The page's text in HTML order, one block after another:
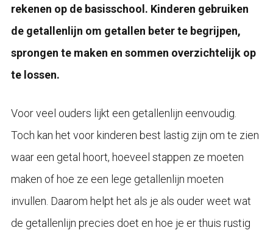
rekenen op de basisschool. Kinderen gebruiken
de getallenlijn om getallen beter te begrijpen,
sprongen te maken en sommen overzichtelijk op
te lossen.
Voor veel ouders lijkt een getallenlijn eenvoudig.
Toch kan het voor kinderen best lastig zijn om te zien
waar een getal hoort, hoeveel stappen ze moeten
maken of hoe ze een lege getallenlijn moeten
invullen. Daarom helpt het als je als ouder weet wat
de getallenlijn precies doet en hoe je er thuis rustig